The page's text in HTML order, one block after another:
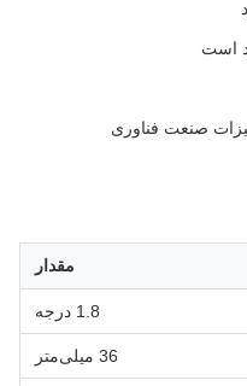
است
صنعت فناوری
مقدار
1.8 درجه
36 میلی‌متر